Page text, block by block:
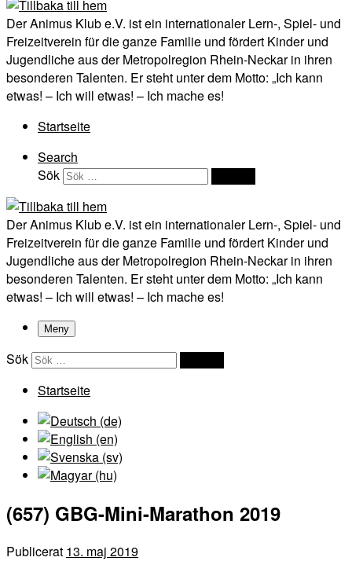
Der Animus Klub e.V. ist ein internationaler Lern-, Spiel- und
Freizeitverein für die ganze Familie und fördert Kinder und
Jugendliche aus der Metropolregion Rhein-Neckar in ihren
besonderen Talenten. Er steht unter dem Motto: „Ich kann
etwas! – Ich will etwas! – Ich mache es!
Startseite
Search
Sök
Der Animus Klub e.V. ist ein internationaler Lern-, Spiel- und
Freizeitverein für die ganze Familie und fördert Kinder und
Jugendliche aus der Metropolregion Rhein-Neckar in ihren
besonderen Talenten. Er steht unter dem Motto: „Ich kann
etwas! – Ich will etwas! – Ich mache es!
Meny
Sök
Startseite
(657) GBG-Mini-Marathon 2019
Publicerat 13. maj 2019